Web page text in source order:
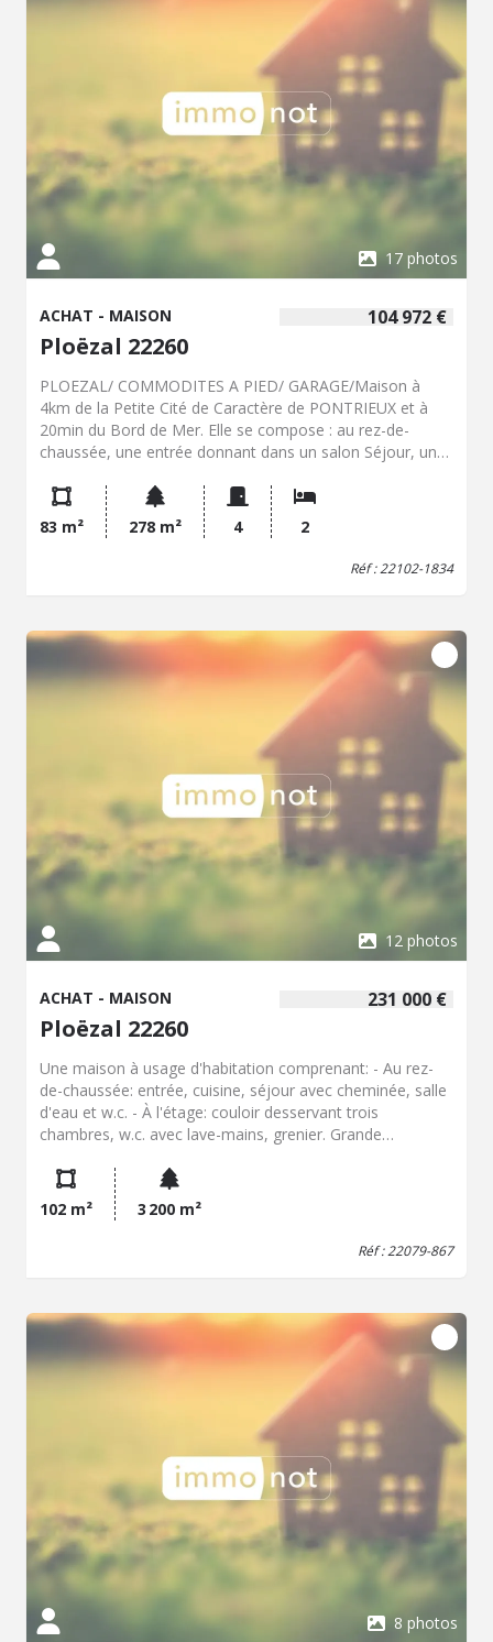
17 photos
104 972 €
ACHAT - MAISON
Ploëzal 22260
PLOEZAL/ COMMODITES A PIED/ GARAGE/Maison à
4km de la Petite Cité de Caractère de PONTRIEUX et à
20min du Bord de Mer. Elle se compose : au rez-de-
chaussée, une entrée donnant dans un salon Séjour, une
qu'une arrière-cuisine. À l'étage un palier, 2 chambres, un
bureau, WC. Un terrain non-attenant, mais proche (20
mètres) de 197 m2 environ, avec un garage et chalet en
georisques. gouv. fr
83 m² 278 m² 4 2
Réf : 22102-1834
12 photos
231 000 €
ACHAT - MAISON
Ploëzal 22260
Une maison à usage d'habitation comprenant: - Au rez-
de-chaussée: entrée, cuisine, séjour avec cheminée, salle
d'eau et w.c. - À l'étage: couloir desservant trois
chambres, w.c. avec lave-mains, grenier. Grande
cour bitumée, le tout sur une parcelle de 3200 m²
102 m²
3 200 m²
Réf : 22079-867
8 photos